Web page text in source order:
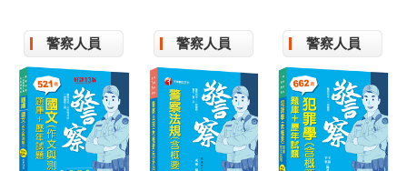
懂易記！
解必考關
鍵！
趨勢！
警察人員 警察人員 警察人員